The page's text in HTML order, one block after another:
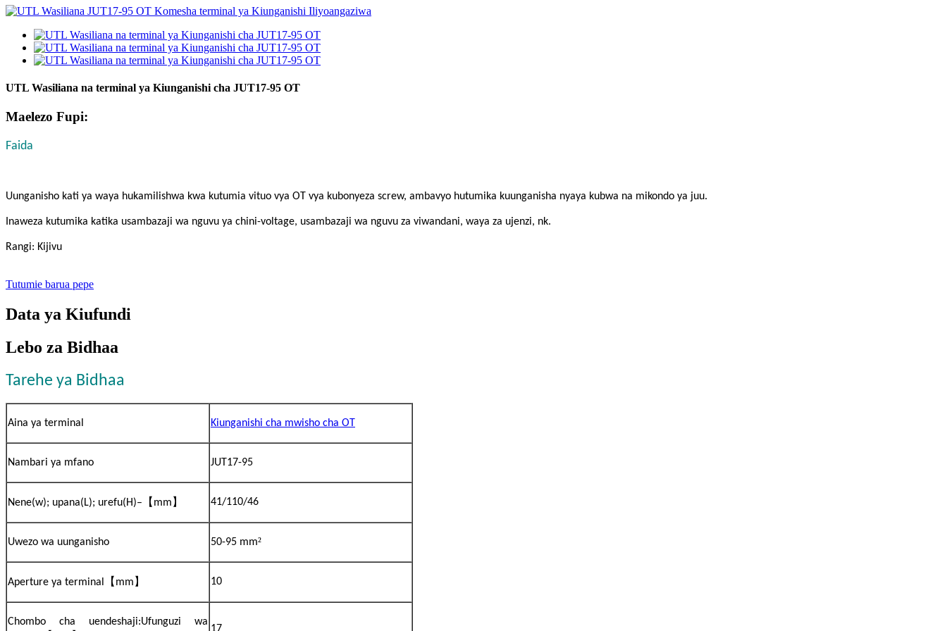
UTL Wasiliana na terminal ya Kiunganishi cha JUT17-95 OT
Maelezo Fupi:
Faida
Uunganisho kati ya waya hukamilishwa kwa kutumia vituo vya OT vya kubonyeza screw, ambavyo hutumika kuunganisha nyaya kubwa na mikondo ya juu.
Inaweza kutumika katika usambazaji wa nguvu ya chini-voltage, usambazaji wa nguvu za viwandani, waya za ujenzi, nk.
Rangi: Kijivu
Tutumie barua pepe
Data ya Kiufundi
Lebo za Bidhaa
Tarehe ya Bidhaa
Aina ya terminal Kiunganishi cha mwisho cha OT
Nambari ya mfano JUT17-95
Nene(w); upana(L); urefu(H)– 【 mm 】 41/110/46
Uwezo wa uunganisho 50-95 mm²
Aperture ya terminal 【 mm 】 10
Chombo cha uendeshaji:Ufunguzi wa
17